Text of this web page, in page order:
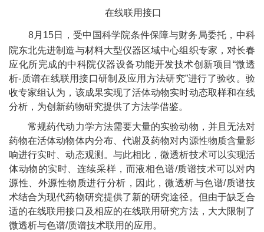
在线联用接口
8月 15日，受中国科学院条件保障与财务局委托，中科
院东北先进制造与材料大型仪器区域中心组织专家，对长春
应化所完成的中科院仪器设备功能开发技术创新项目“微透
析-质谱在线联用接口研制及应用方法研究”进行了验收。验
收专家组认为，该成果实现了活体动物实时动态取样和在线
分析， 为创新药物研究提供了方法学借鉴。
常规药代动力学方法需要大量的实验动物，并且无法对
药物在活体动物体内分布、代谢及药物对内源性物质含量影
响进行实时、动态观测。与此相比，微透析技术可以实现活
体动物的实时、连续采样，而液相色谱/质谱技术可以对内
源性、外源性物质进行分析，因此，微透析与色谱/质谱技
术结合为现代药物研究提供了新的研究途径。但由于缺乏合
适的在线联用接口及相应的在线联用研究方法，大大限制了
微透析与色谱/质谱技术联用的应用。